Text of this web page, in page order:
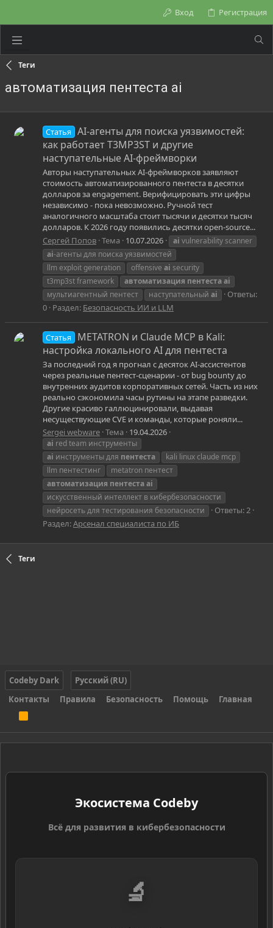
Вход Регистрация
Теги
автоматизация пентеста ai
Статья
AI-агенты для поиска уязвимостей:
как работает T3MP3ST и другие
наступательные AI-фреймворки
Авторы наступательных AI-фреймворков заявляют
стоимость автоматизированного пентеста в десятки
долларов за engagement. Верифицировать эти цифры
независимо - пока невозможно. Ручной тест
аналогичного масштаба стоит тысячи и десятки тысяч
долларов. К 2026 году появились десятки open-source...
Сергей Попов Тема 10.07.2026 ai vulnerability scanner
ai-агенты для поиска уязвимостей
llm exploit generation
offensive ai security
t3mp3st framework
автоматизация пентестаai
мультиагентный пентест
наступательный ai
Ответы:
0 Раздел: Безопасность ИИ и LLM
Статья
METATRON и Claude MCP в Kali:
настройка локального AI для пентеста
За последний год я прогнал с десяток AI-ассистентов
через реальные пентест-сценарии - от bug bounty до
внутренних аудитов корпоративных сетей. Часть из них
реально сэкономила часы рутины на этапе разведки.
Другие красиво галлюцинировали, выдавая
несуществующие CVE и команды, которые роняли...
Sergei webware Тема 19.04.2026
ai red team инструменты
ai инструменты для пентеста
kali linux claude mcp
llm пентестинг
metatron пентест
автоматизация пентестаai
искусственный интеллект в кибербезопасности
нейросеть для тестирования безопасности
Ответы: 2
Раздел:Арсенал специалиста по ИБ
Теги
Codeby Dark
Русский (RU)
Контакты
Правила Безопасность Помощь Главная
S
Экосистема Codeby
Всё для развития в кибербезопасности
🔬